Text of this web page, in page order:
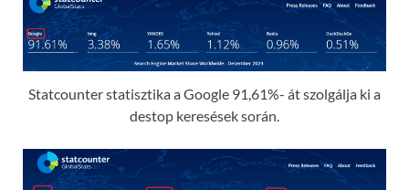
Statcounter statisztika a Google 91,61%- át szolgálja ki a
destop keresések során.